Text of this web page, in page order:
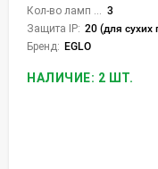
3
Защита IP: 20 (для сухих
Бренд: EGLO
НАЛИЧИЕ: 2 ШТ.